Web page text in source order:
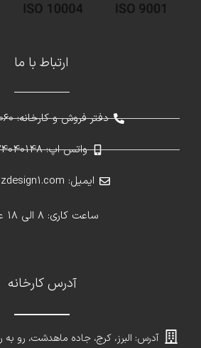
ارتباط با ما
دفتر فروش و کارخانه: 02691301060
واتس اپ: 09924040148
ایمیل: info@zdesign1.com
ساعت کاری: 8 الی 18 عصر
آدرس کارخانه
آدرس: البرز، کرج، جاده ماهدشت، رو